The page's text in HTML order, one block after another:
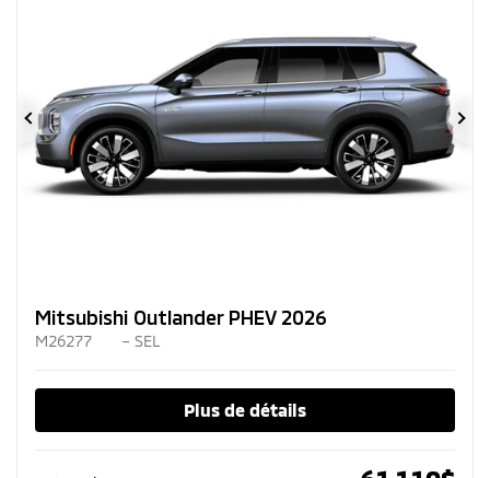
Précédent
Mitsubishi Outlander PHEV 2026
M26277 – SEL
Plus de détails